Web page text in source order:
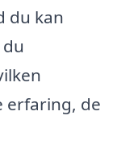
du kan
erfaring, de